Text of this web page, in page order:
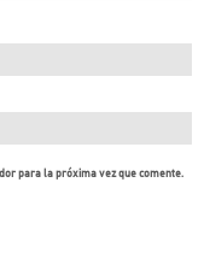
para la próxima vez que comente.